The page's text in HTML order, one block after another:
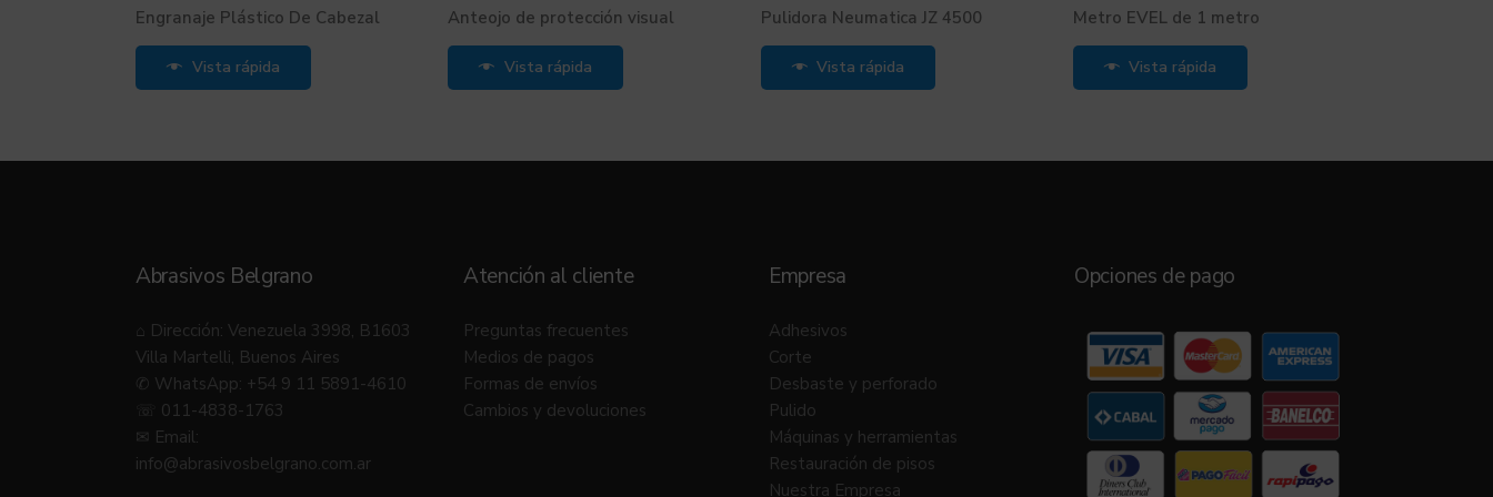
Engranaje Plástico De Cabezal
Vista rápida
Anteojo de protección visual
Vista rápida
Pulidora Neumatica JZ 4500
Vista rápida
Metro EVEL de 1 metro
Vista rápida
Abrasivos Belgrano
⌂ Dirección: Venezuela 3998, B1603
Villa Martelli, Buenos Aires
✆ WhatsApp: +54 9 11 5891-4610
☏ 011-4838-1763
✉ Email:
info@abrasivosbelgrano.com.ar
Atención al cliente
Preguntas frecuentes
Medios de pagos
Formas de envíos
Cambios y devoluciones
Empresa
Adhesivos
Corte
Desbaste y perforado
Pulido
Máquinas y herramientas
Restauración de pisos
Nuestra Empresa
Opciones de pago